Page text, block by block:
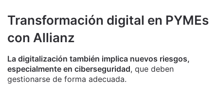
Transformación digital en PYMEs
con Allianz
La digitalización también implica nuevos riesgos,
especialmente en ciberseguridad, que deben
gestionarse de forma adecuada.